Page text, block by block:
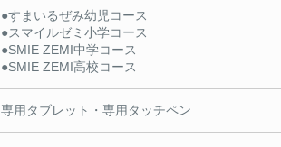
●すまいるぜみ幼児コース
●スマイルゼミ小学コース
●SMIE ZEMI中学コース
●SMIE ZEMI高校コース
専用タブレット・専用タッチペン